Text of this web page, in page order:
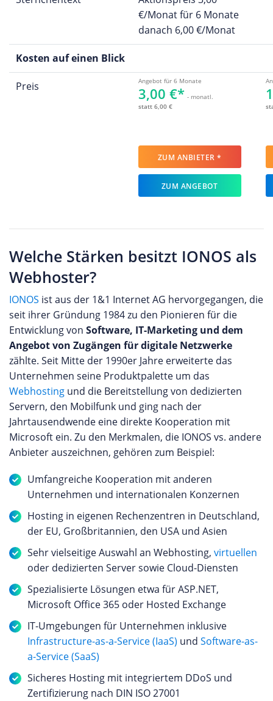
€/Monat für 6 Monate
danach 6,00 €/Monat
Kosten auf einen Blick
Preis Angebot für 6 Monate
3,00 €* - monatl.
statt 6,00 €
ZUM ANBIETER *
ZUM ANGEBOT
Welche Stärken besitzt IONOS als
Webhoster?
IONOS ist aus der 1&1 Internet AG hervorgegangen, die
seit ihrer Gründung 1984 zu den Pionieren für die
Entwicklung von Software, IT-Marketing und dem
Angebot von Zugängen für digitale Netzwerke
zählte. Seit Mitte der 1990er Jahre erweiterte das
Unternehmen seine Produktpalette um das
Webhosting und die Bereitstellung von dedizierten
Servern, den Mobilfunk und ging nach der
Jahrtausendwende eine direkte Kooperation mit
Microsoft ein. Zu den Merkmalen, die IONOS vs. andere
Anbieter auszeichnen, gehören zum Beispiel:
Umfangreiche Kooperation mit anderen
Unternehmen und internationalen Konzernen
Hosting in eigenen Rechenzentren in Deutschland,
der EU, Großbritannien, den USA und Asien
Sehr vielseitige Auswahl an Webhosting, virtuellen
oder dedizierten Server sowie Cloud-Diensten
Spezialisierte Lösungen etwa für ASP.NET,
Microsoft Office 365 oder Hosted Exchange
IT-Umgebungen für Unternehmen inklusive
Infrastructure-as-a-Service (IaaS) und Software-as-
a-Service (SaaS)
Sicheres Hosting mit integriertem DDoS und
Zertifizierung nach DIN ISO 27001